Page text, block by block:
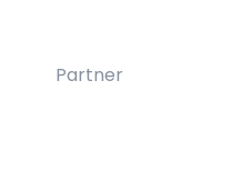
Partner